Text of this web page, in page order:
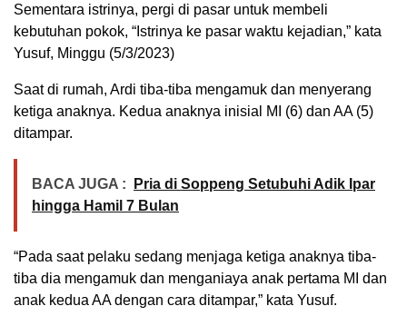
Sementara istrinya, pergi di pasar untuk membeli
kebutuhan pokok, “Istrinya ke pasar waktu kejadian,” kata
Yusuf, Minggu (5/3/2023)
Saat di rumah, Ardi tiba-tiba mengamuk dan menyerang
ketiga anaknya. Kedua anaknya inisial MI (6) dan AA (5)
ditampar.
BACA JUGA :
Pria di Soppeng Setubuhi Adik Ipar
hingga Hamil 7 Bulan
“Pada saat pelaku sedang menjaga ketiga anaknya tiba-
tiba dia mengamuk dan menganiaya anak pertama MI dan
anak kedua AA dengan cara ditampar,” kata Yusuf.